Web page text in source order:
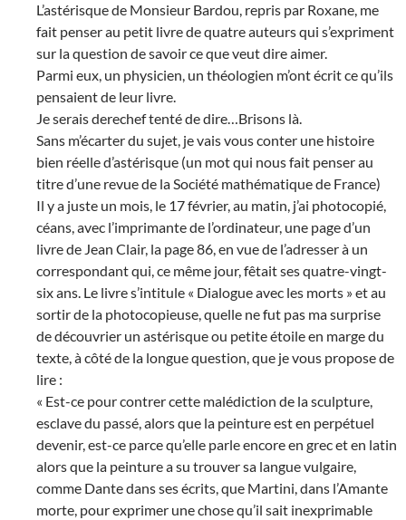
L’astérisque de Monsieur Bardou, repris par Roxane, me
fait penser au petit livre de quatre auteurs qui s’expriment
sur la question de savoir ce que veut dire aimer.
Parmi eux, un physicien, un théologien m’ont écrit ce qu’ils
pensaient de leur livre.
Je serais derechef tenté de dire…Brisons là.
Sans m’écarter du sujet, je vais vous conter une histoire
bien réelle d’astérisque (un mot qui nous fait penser au
titre d’une revue de la Société mathématique de France)
Il y a juste un mois, le 17 février, au matin, j’ai photocopié,
céans, avec l’imprimante de l’ordinateur, une page d’un
livre de Jean Clair, la page 86, en vue de l’adresser à un
correspondant qui, ce même jour, fêtait ses quatre-vingt-
six ans. Le livre s’intitule « Dialogue avec les morts » et au
sortir de la photocopieuse, quelle ne fut pas ma surprise
de découvrier un astérisque ou petite étoile en marge du
texte, à côté de la longue question, que je vous propose de
lire :
« Est-ce pour contrer cette malédiction de la sculpture,
esclave du passé, alors que la peinture est en perpétuel
devenir, est-ce parce qu’elle parle encore en grec et en latin
alors que la peinture a su trouver sa langue vulgaire,
comme Dante dans ses écrits, que Martini, dans l’Amante
morte, pour exprimer une chose qu’il sait inexprimable